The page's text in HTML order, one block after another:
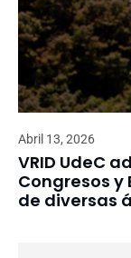
Abril 13, 2026
VRID UdeC
Congresos
de diversas